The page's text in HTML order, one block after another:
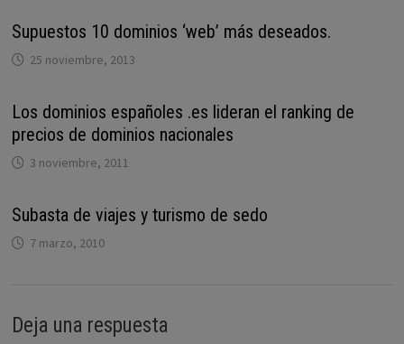
Supuestos 10 dominios ‘web’ más deseados.
25 noviembre, 2013
Los dominios españoles .es lideran el ranking de
precios de dominios nacionales
3 noviembre, 2011
Subasta de viajes y turismo de sedo
7 marzo, 2010
Deja una respuesta